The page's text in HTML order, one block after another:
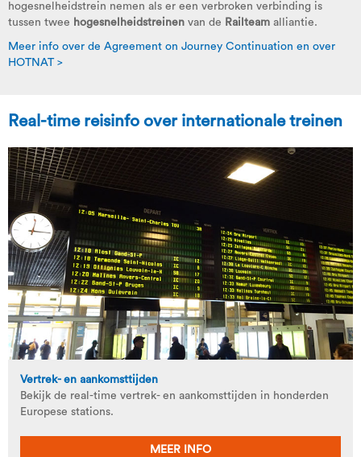
hogesnelheidstrein nemen als er een verbroken verbinding is
tussen twee hogesnelheidstreinen van de Railteam alliantie.
Meer info over de Agreement on Journey Continuation en over
HOTNAT >
Real-time reisinfo over internationale treinen
Vertrek- en aankomsttijden
Bekijk de real-time vertrek- en aankomsttijden in honderden
Europese stations.
MEER INFO